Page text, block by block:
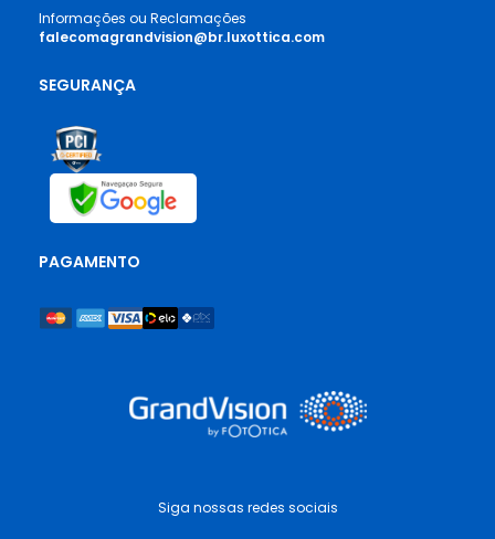
Siga nossas redes sociais
Informações ou Reclamações
falecomagrandvision@br.luxottica.com
SEGURANÇA
PAGAMENTO